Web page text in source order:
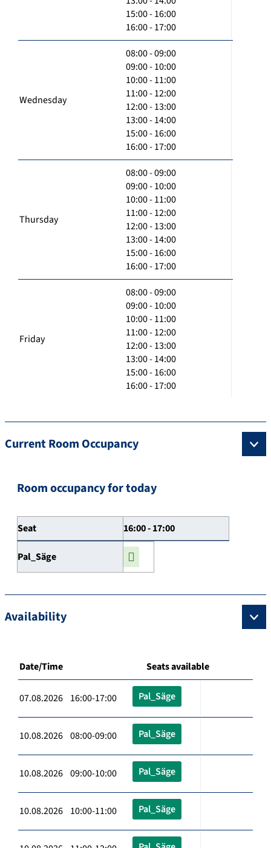
15:00 - 16:00
16:00 - 17:00
Wednesday
08:00 - 09:00
09:00 - 10:00
10:00 - 11:00
11:00 - 12:00
12:00 - 13:00
13:00 - 14:00
15:00 - 16:00
16:00 - 17:00
Thursday
08:00 - 09:00
09:00 - 10:00
10:00 - 11:00
11:00 - 12:00
12:00 - 13:00
13:00 - 14:00
15:00 - 16:00
16:00 - 17:00
Friday
08:00 - 09:00
09:00 - 10:00
10:00 - 11:00
11:00 - 12:00
12:00 - 13:00
13:00 - 14:00
15:00 - 16:00
16:00 - 17:00
Current Room Occupancy
Room occupancy for today
Seat 16:00 - 17:00
Pal_Säge
Availability
Date/Time Seats available
07.08.2026 16:00-17:00 Pal_Säge
10.08.2026 08:00-09:00 Pal_Säge
10.08.2026 09:00-10:00 Pal_Säge
10.08.2026 10:00-11:00 Pal_Säge